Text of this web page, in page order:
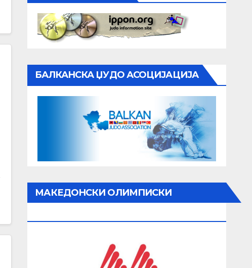
БАЛКАНСКА ЏУДО АСОЦИЈАЦИЈА
МАКЕДОНСКИ ОЛИМПИСКИ